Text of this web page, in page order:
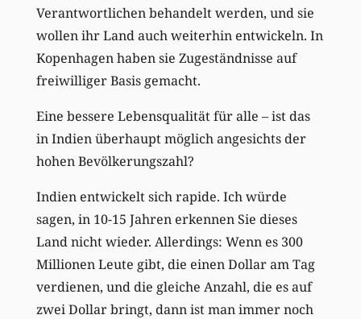
Verantwortlichen behandelt werden, und sie
wollen ihr Land auch weiterhin entwickeln. In
Kopenhagen haben sie Zugeständnisse auf
freiwilliger Basis gemacht.
Eine bessere Lebensqualität für alle – ist das
in Indien überhaupt möglich angesichts der
hohen Bevölkerungszahl?
Indien entwickelt sich rapide. Ich würde
sagen, in 10-15 Jahren erkennen Sie dieses
Land nicht wieder. Allerdings: Wenn es 300
Millionen Leute gibt, die einen Dollar am Tag
verdienen, und die gleiche Anzahl, die es auf
zwei Dollar bringt, dann ist man immer noch